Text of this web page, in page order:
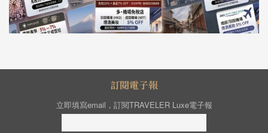
訂閱電子報
立即填寫email，訂閱TRAVELER Luxe電子報